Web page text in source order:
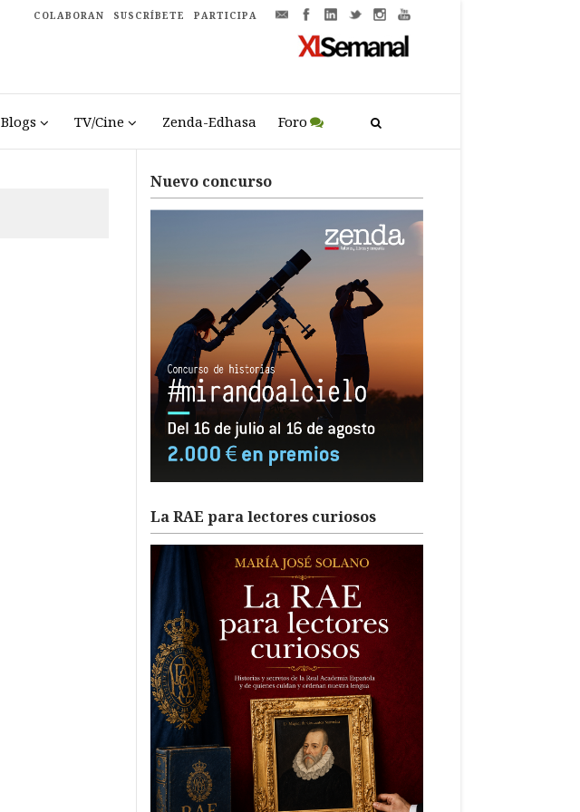
COLABORAN SUSCRÍBETE PARTICIPA
Blogs TV/Cine Zenda-Edhasa Foro
Nuevo concurso
La RAE para lectores curiosos